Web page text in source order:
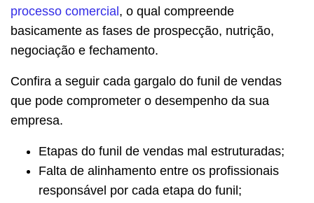
processo comercial , o qual compreende
basicamente as fases de prospecção, nutrição,
negociação e fechamento.
Confira a seguir cada gargalo do funil de vendas
que pode comprometer o desempenho da sua
empresa.
Etapas do funil de vendas mal estruturadas;
Falta de alinhamento entre os profissionais
responsável por cada etapa do funil;